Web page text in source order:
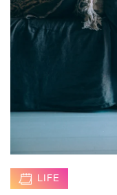
LIFE